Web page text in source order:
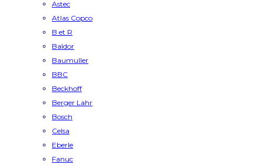
Astec
Atlas Copco
B et R
Baldor
Baumuller
BBC
Beckhoff
Berger Lahr
Bosch
Celsa
Eberle
Fanuc